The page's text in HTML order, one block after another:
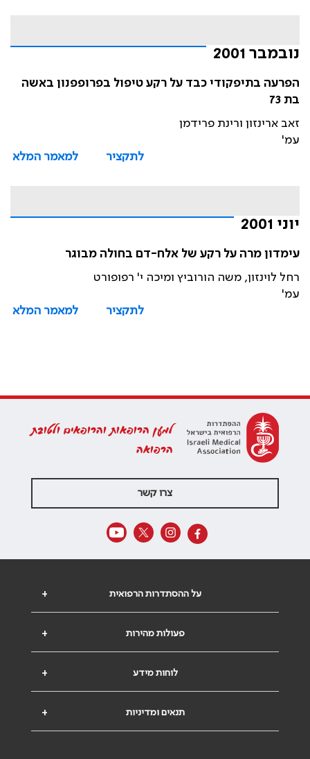
נובמבר 2001
הפרעה בתיפקודי כבד על רקע טיפול בפרופפנון באשה
בת 73
זאב ארינזון ורינת פרידמן
עמ'
לתקציר
למאמר המלא
יוני 2001
עימדון מרה על רקע של אלח-דם בחולה מבוגר
רחל לוינזון, משה הורוביץ ומיכה י' רפופורט
עמ'
לתקציר
למאמר המלא
למען הרופאות והרופאים ולטובת
הרפואה
צרו קשר
+ על ההסתדרות הרפואית
+ פעולות מהירות
+ לוחות מידע
+ תנאים ומדיניות